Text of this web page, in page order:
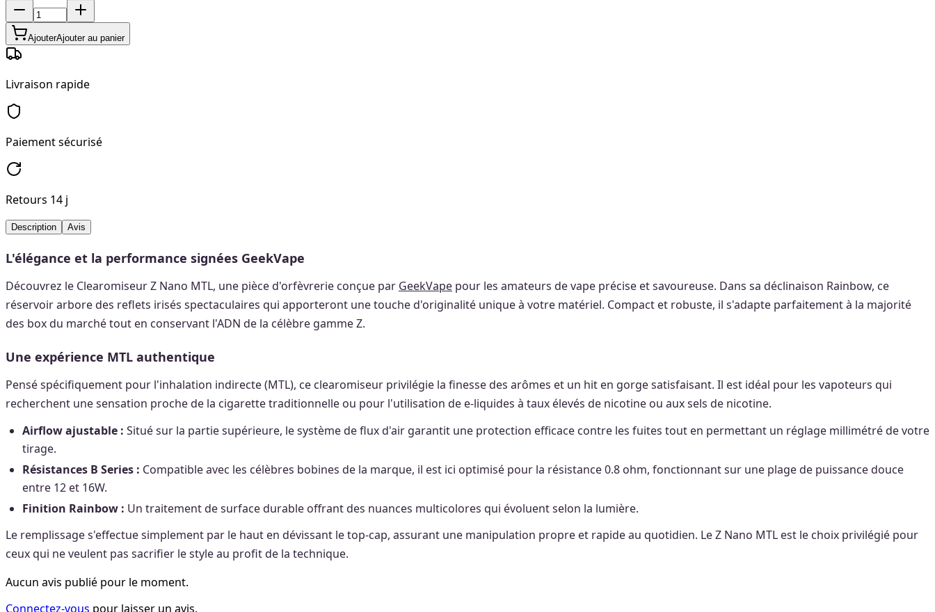
AjouterAjouter au panier
Livraison rapide
Paiement sécurisé
Retours 14 j
Description Avis
L'élégance et la performance signées GeekVape
Découvrez le Clearomiseur Z Nano MTL, une pièce d'orfèvrerie conçue par GeekVape pour les amateurs de vape précise et savoureuse. Dans sa déclinaison Rainbow, ce
réservoir arbore des reflets irisés spectaculaires qui apporteront une touche d'originalité unique à votre matériel. Compact et robuste, il s'adapte parfaitement à la majorité
des box du marché tout en conservant l'ADN de la célèbre gamme Z.
Une expérience MTL authentique
Pensé spécifiquement pour l'inhalation indirecte (MTL), ce clearomiseur privilégie la finesse des arômes et un hit en gorge satisfaisant. Il est idéal pour les vapoteurs qui
recherchent une sensation proche de la cigarette traditionnelle ou pour l'utilisation de e-liquides à taux élevés de nicotine ou aux sels de nicotine.
Airflow ajustable : Situé sur la partie supérieure, le système de flux d'air garantit une protection efficace contre les fuites tout en permettant un réglage millimétré de votre
tirage.
Résistances B Series : Compatible avec les célèbres bobines de la marque, il est ici optimisé pour la résistance 0.8 ohm, fonctionnant sur une plage de puissance douce
entre 12 et 16W.
Finition Rainbow : Un traitement de surface durable offrant des nuances multicolores qui évoluent selon la lumière.
Le remplissage s'effectue simplement par le haut en dévissant le top-cap, assurant une manipulation propre et rapide au quotidien. Le Z Nano MTL est le choix privilégié pour
ceux qui ne veulent pas sacrifier le style au profit de la technique.
Aucun avis publié pour le moment.
Connectez-vous pour laisser un avis.